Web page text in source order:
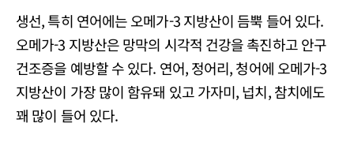
생선, 특히 연어에는 오메가-3 지방산이 듬뿍 들어 있다.
오메가-3 지방산은 망막의 시각적 건강을 촉진하고 안구
건조증을 예방할 수 있다. 연어, 정어리, 청어에 오메가-3
지방산이 가장 많이 함유돼 있고 가자미, 넙치, 참치에도
꽤 많이 들어 있다.